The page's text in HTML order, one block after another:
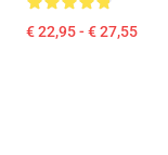
€ 22,95 - € 27,55